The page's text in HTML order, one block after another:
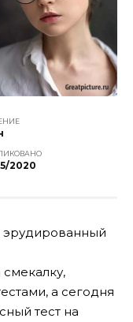
2020
эрудированный
а сегодня
тест на